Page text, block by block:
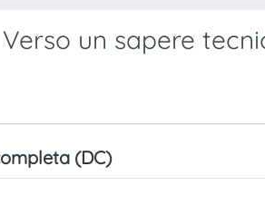
un sapere
(DC)